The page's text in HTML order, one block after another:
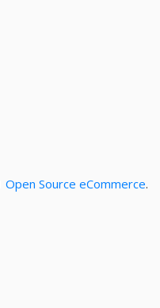
Open Source eCommerce.